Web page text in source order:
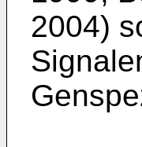
2004)